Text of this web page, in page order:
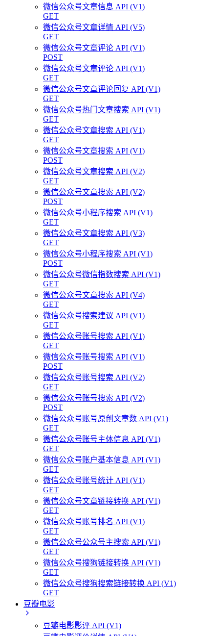
微信公众号文章信息 API (V1)
GET
微信公众号文章详情 API (V5)
GET
微信公众号文章评论 API (V1)
POST
微信公众号文章评论 API (V1)
GET
微信公众号文章评论回复 API (V1)
GET
微信公众号热门文章搜索 API (V1)
GET
微信公众号文章搜索 API (V1)
GET
微信公众号文章搜索 API (V1)
POST
微信公众号文章搜索 API (V2)
GET
微信公众号文章搜索 API (V2)
POST
微信公众号小程序搜索 API (V1)
GET
微信公众号文章搜索 API (V3)
GET
微信公众号小程序搜索 API (V1)
POST
微信公众号微信指数搜索 API (V1)
GET
微信公众号文章搜索 API (V4)
GET
微信公众号搜索建议 API (V1)
GET
微信公众号账号搜索 API (V1)
GET
微信公众号账号搜索 API (V1)
POST
微信公众号账号搜索 API (V2)
GET
微信公众号账号搜索 API (V2)
POST
微信公众号账号原创文章数 API (V1)
GET
微信公众号账号主体信息 API (V1)
GET
微信公众号账户基本信息 API (V1)
GET
微信公众号账号统计 API (V1)
GET
微信公众号文章链接转换 API (V1)
GET
微信公众号账号排名 API (V1)
GET
微信公众号公众号主搜索 API (V1)
GET
微信公众号搜狗链接转换 API (V1)
GET
微信公众号搜狗搜索链接转换 API (V1)
GET
豆瓣电影
豆瓣电影影评 API (V1)